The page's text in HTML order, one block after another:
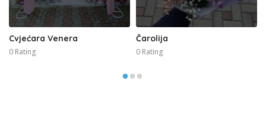
Cvjećara Venera
0 Rating
Čarolija
0 Rating